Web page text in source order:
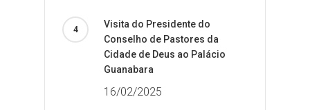
Visita do Presidente do
Conselho de Pastores da
Cidade de Deus ao Palácio
Guanabara
16/02/2025